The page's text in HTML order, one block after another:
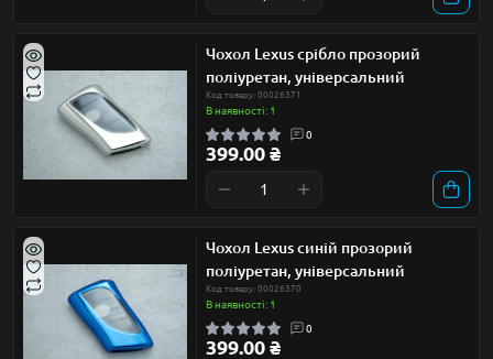
Чохол Lexus срібло прозорий
поліуретан, універсальний
Код товару: 00026371
В наявності: 1
0
399.00 ₴
Чохол Lexus синій прозорий
поліуретан, універсальний
Код товару: 00026370
В наявності: 1
0
399.00 ₴